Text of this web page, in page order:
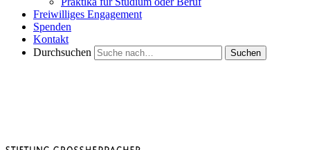
Freiwilliges Engagement
Spenden
Kontakt
Durchsuchen
Suchen